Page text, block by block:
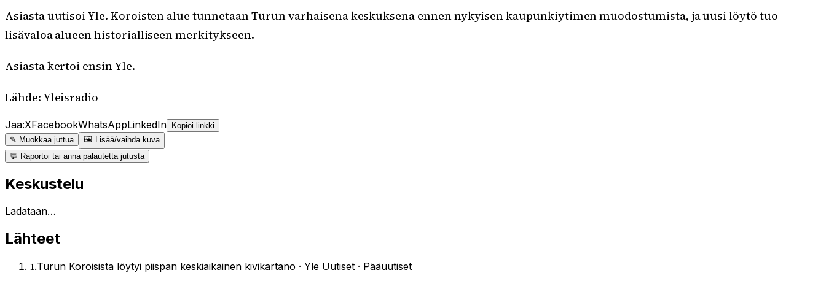
Asiasta uutisoi Yle. Koroisten alue tunnetaan Turun varhaisena keskuksena ennen nykyisen kaupunkiytimen muodostumista, ja uusi löytö tuo
lisävaloa alueen historialliseen merkitykseen.
Asiasta kertoi ensin Yle.
Lähde: Yleisradio
Jaa:XFacebookWhatsAppLinkedIn
Kopioi linkki
✎ Muokkaa juttua
🖼 Lisää/vaihda kuva
💬 Raportoi tai anna palautetta jutusta
Keskustelu
Ladataan…
Lähteet
1.Turun Koroisista löytyi piispan keskiaikainen kivikartano · Yle Uutiset · Pääuutiset